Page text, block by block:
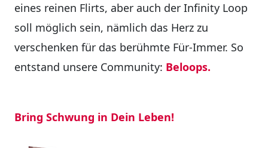
eines reinen Flirts, aber auch der Infinity Loop
soll möglich sein, nämlich das Herz zu
verschenken für das berühmte Für-Immer. So
entstand unsere Community: Beloops.
Bring Schwung in Dein Leben!